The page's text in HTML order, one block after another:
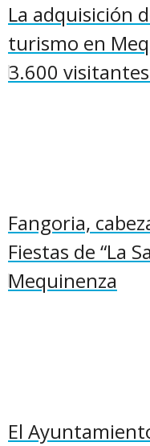
La adquisición
turismo en
3.600
Fangoria,
Fiestas de “La
Mequinenza
El